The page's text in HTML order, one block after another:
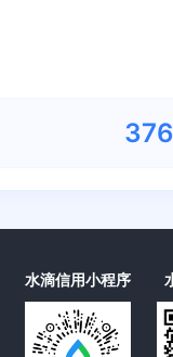
水滴信用小程序